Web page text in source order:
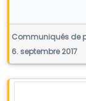
Communiqués de
6. septembre 2017